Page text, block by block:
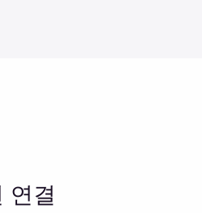
연결